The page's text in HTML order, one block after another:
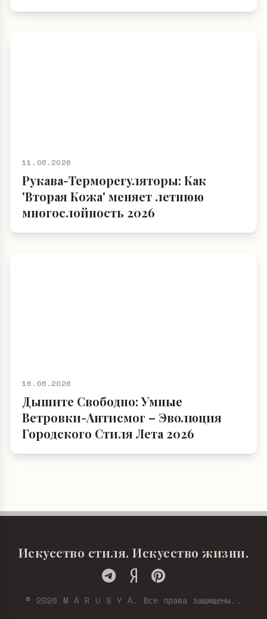
11.06.2026
Рукава-Терморегуляторы: Как
'Вторая Кожа' меняет летнюю
многослойность 2026
16.06.2026
Дышите Свободно: Умные
Ветровки-Антисмог – Эволюция
Городского Стиля Лета 2026
Искусство стиля. Искусство жизни.
© 2026 M A R U S Y A. Все права защищены..